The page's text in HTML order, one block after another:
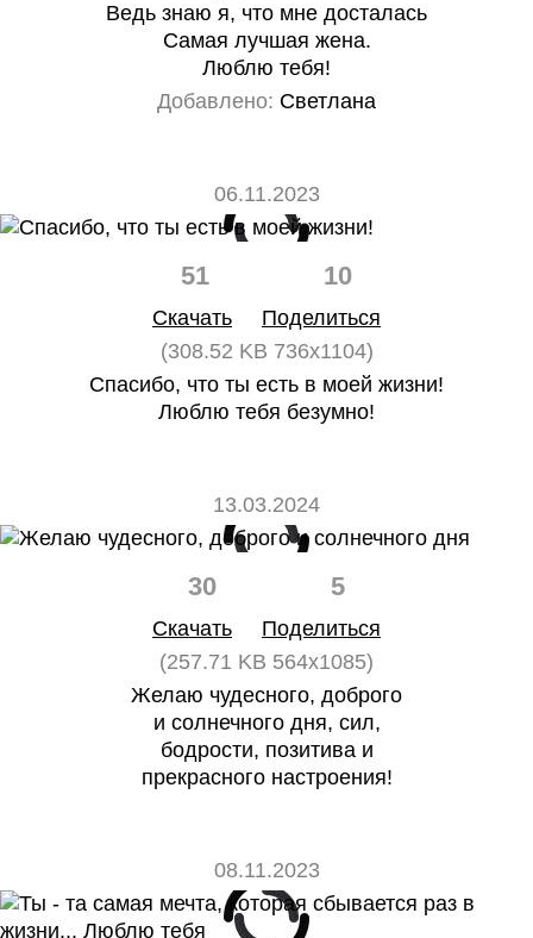
Ведь знаю я, что мне досталась
Самая лучшая жена.
Люблю тебя!
Добавлено: Светлана
06.11.2023
51 10
Скачать
Поделиться
(308.52 KB 736x1104)
Спасибо, что ты есть в моей жизни!
Люблю тебя безумно!
13.03.2024
30 5
Скачать
Поделиться
(257.71 KB 564x1085)
Желаю чудесного, доброго
и солнечного дня, сил,
бодрости, позитива и
прекрасного настроения!
08.11.2023